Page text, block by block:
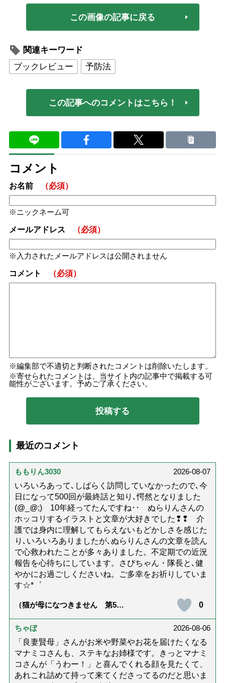
この画像の記事に戻る
関連キーワード
ブックレビュー
予防法
この記事へのコメントはこちら！
コメント
お名前 （必須）
ニックネーム可
メールアドレス （必須）
入力されたメールアドレスは公開されません
コメント （必須）
編集部で不適切と判断されたコメントは削除いたします。
寄せられたコメントは、当サイト内の記事中で掲載する可
能性がございます。予めご了承ください。
最近のコメント
ももりん3030
2026-08-07
いろいろあって､しばらく訪問していなかったので､今
日になって500回が最終話と知り､愕然となりました
(@_@;) 10年経ってたんですね･･ ぬらりんさんの
ホッコリするイラストと文章が大好きでした❢❢ 介
護では身内に理解してもらえないもどかしさを感じた
り､いろいろありましたが､ぬらりんさんの文章を読ん
で心救われたことが多々ありました。不定期での近況
報告を心待ちにしています。さびちゃん・隊長と､健
やかにお過ごしくださいね。ご多幸をお祈りしていま
す☆*゜
（猫が母になつきません 第500
0
ちゃぼ
2026-08-06
「良妻賢母」さんがお米や野菜やお花を届けたくなる
マナミコさんも、ステキなお姉様です。きっとマナミ
コさんが「うわー！」と喜んでくれる顔を見たくて、
あれこれ詰めて持って来てくださってるのだと思いま